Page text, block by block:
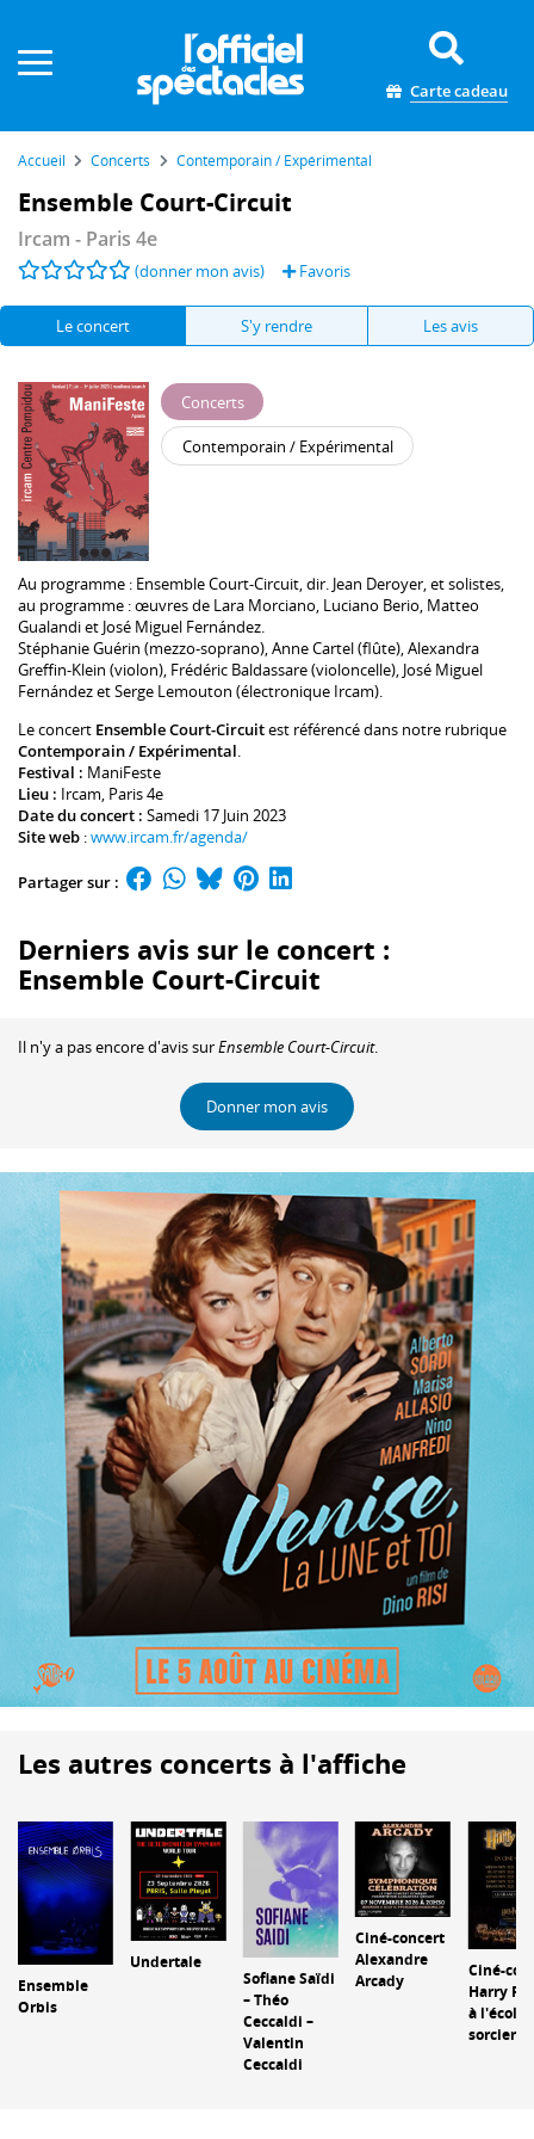
Carte cadeau
Accueil Concerts Contemporain / Expérimental
Ensemble Court-Circuit
Ircam - Paris 4e
(donner mon avis) Favoris
Le concert S'y rendre Les avis
Concerts
Contemporain / Expérimental
Au programme : Ensemble Court-Circuit, dir. Jean Deroyer, et solistes,
au programme : œuvres de Lara Morciano, Luciano Berio, Matteo
Gualandiet José Miguel Fernández.
Stéphanie Guérin (mezzo-soprano),Anne Cartel(flûte),Alexandra
Greffin-Klein (violon), Frédéric Baldassare(violoncelle), José Miguel
FernándezetSerge Lemouton (électronique Ircam).
Le concert Ensemble Court-Circuitest référencé dans notre rubrique
Contemporain / Expérimental.
Festival : ManiFeste
Lieu : Ircam, Paris 4e
Date du concert : Samedi 17 Juin 2023
Site web :www.ircam.fr/agenda/
Partager sur :
Derniers avis sur le concert :
Ensemble Court-Circuit
Il n'y a pas encore d'avis surEnsemble Court-Circuit.
Donner mon avis
Les autres concerts à l'affiche
Ensemble
Orbis
Undertale
Sofiane Saïdi
– Théo
Ceccaldi –
Valentin
Ceccaldi
Ciné-concert
Alexandre
Arcady
Ciné-
Harry
à l'école
sorciers